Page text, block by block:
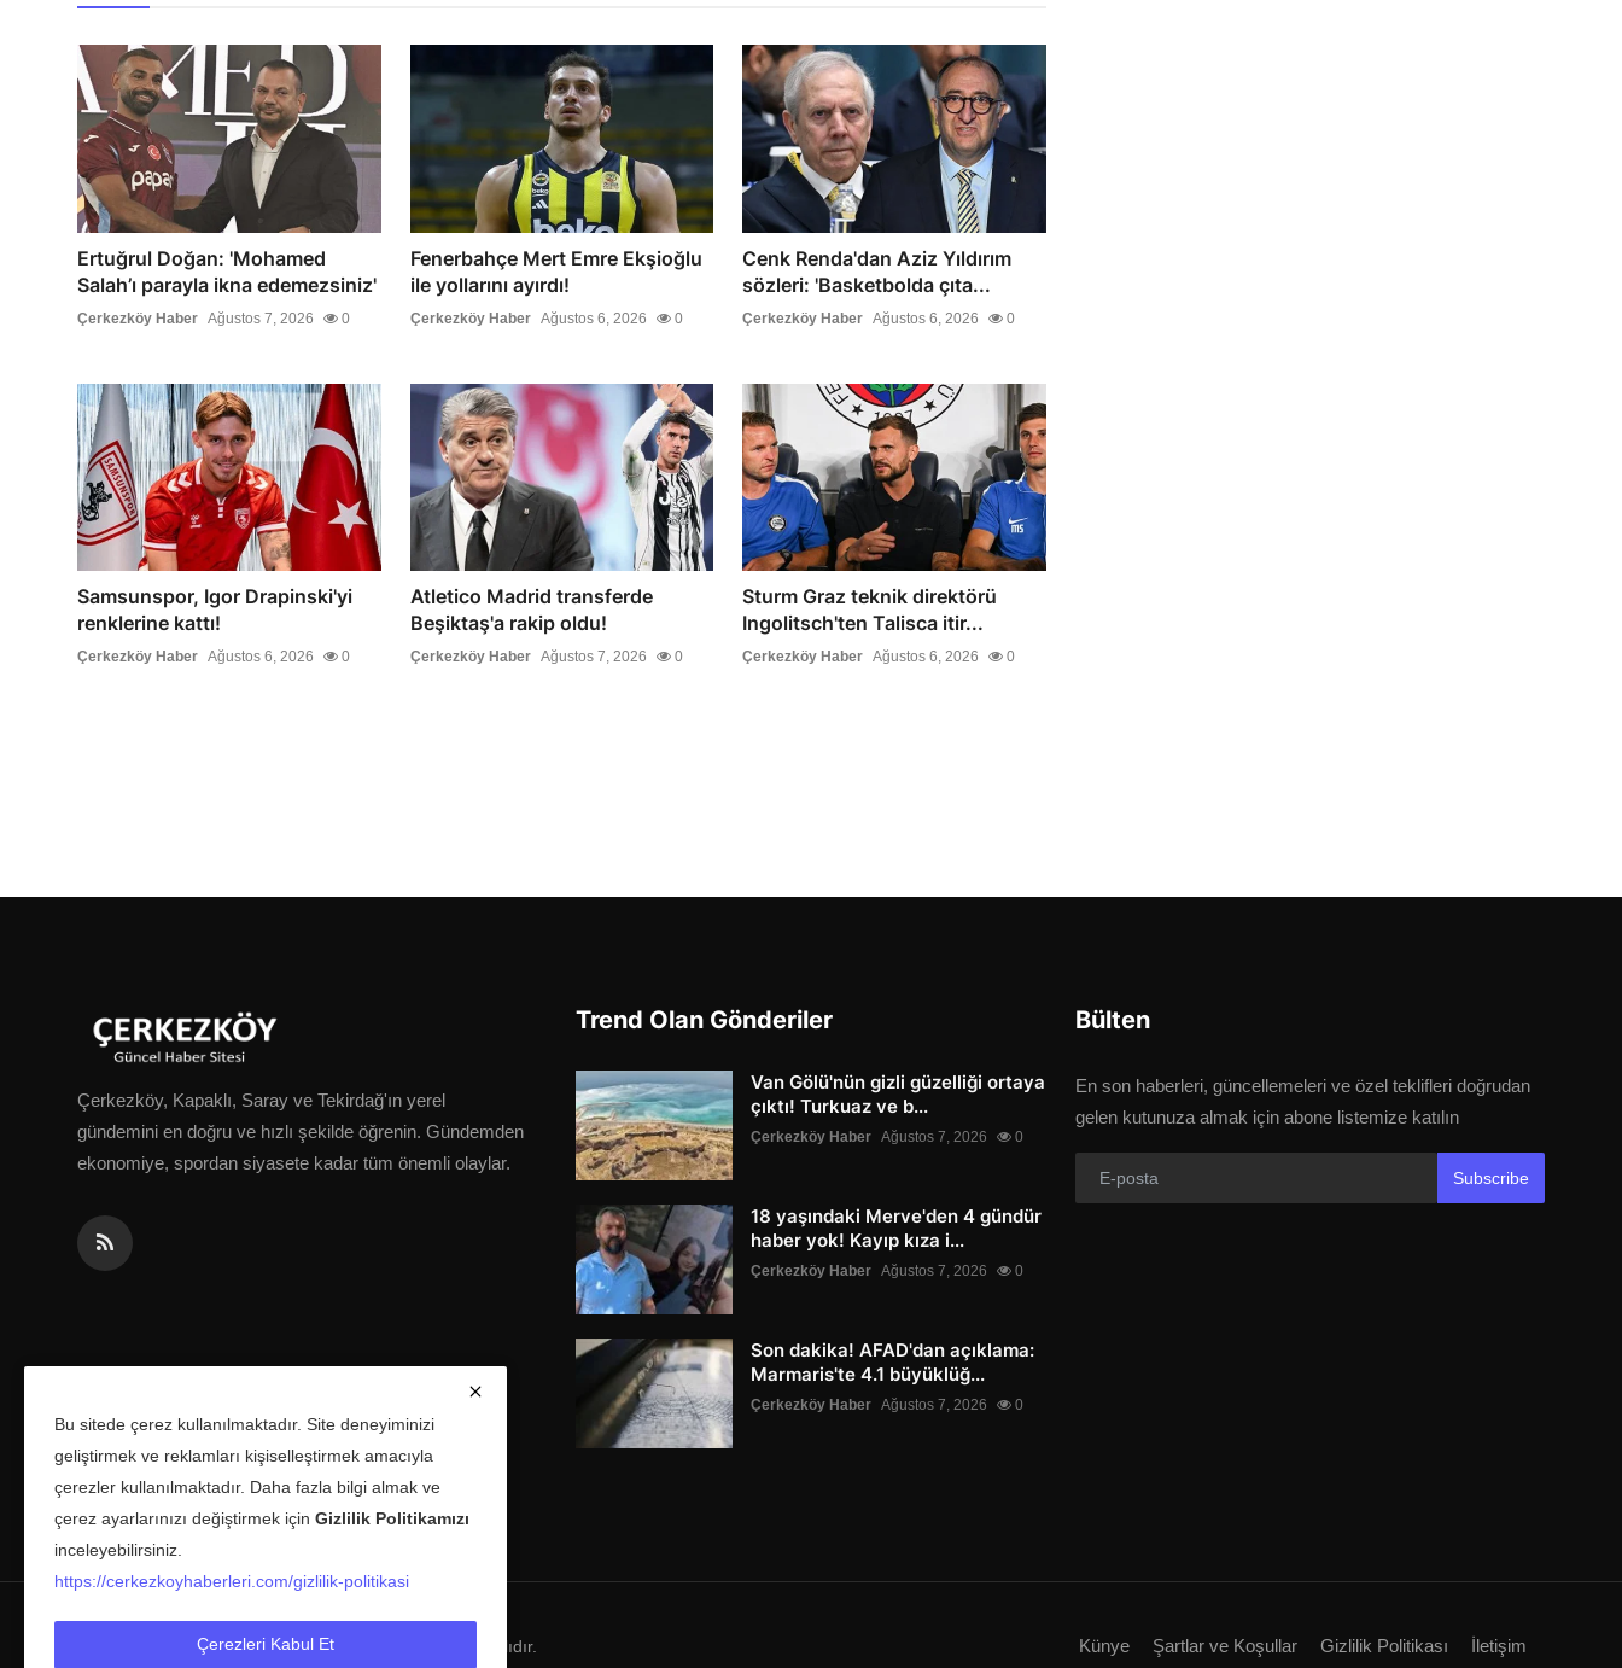
Ertuğrul Doğan: 'Mohamed
Salah’ı parayla ikna edemezsiniz'
Çerkezköy Haber Ağustos 7, 2026 0
Fenerbahçe Mert Emre Ekşioğlu
ile yollarını ayırdı!
Çerkezköy Haber Ağustos 6, 2026 0
Cenk Renda'dan Aziz Yıldırım
sözleri: 'Basketbolda çıta...
Çerkezköy Haber Ağustos 6, 2026 0
Samsunspor, Igor Drapinski'yi
renklerine kattı!
Çerkezköy Haber Ağustos 6, 2026 0
Atletico Madrid transferde
Beşiktaş'a rakip oldu!
Çerkezköy Haber Ağustos 7, 2026 0
Sturm Graz teknik direktörü
Ingolitsch'ten Talisca itir...
Çerkezköy Haber Ağustos 6, 2026 0
Çerkezköy, Kapaklı, Saray ve Tekirdağ'ın yerel
gündemini en doğru ve hızlı şekilde öğrenin. Gündemden
ekonomiye, spordan siyasete kadar tüm önemli olaylar.
Trend Olan Gönderiler
Van Gölü'nün gizli güzelliği ortaya
çıktı! Turkuaz ve b...
Çerkezköy Haber Ağustos 7, 2026 0
18 yaşındaki Merve'den 4 gündür
haber yok! Kayıp kıza i...
Çerkezköy Haber Ağustos 7, 2026 0
Son dakika! AFAD'dan açıklama:
Marmaris'te 4.1 büyüklüğ...
Çerkezköy Haber Ağustos 7, 2026 0
Bülten
En son haberleri, güncellemeleri ve özel teklifleri doğrudan
gelen kutunuza almak için abone listemize katılın
Subscribe
Copyright © 2025 Çerkezköy Haberleri Tüm Hakları Saklıdır. Künye Şartlar ve Koşullar Gizlilik Politikası İletişim
Bu sitede çerez kullanılmaktadır. Site deneyiminizi
geliştirmek ve reklamları kişiselleştirmek amacıyla
çerezler kullanılmaktadır. Daha fazla bilgi almak ve
çerez ayarlarınızı değiştirmek için Gizlilik Politikamızı
inceleyebilirsiniz.
https://cerkezkoyhaberleri.com/gizlilik-politikasi
Çerezleri Kabul Et